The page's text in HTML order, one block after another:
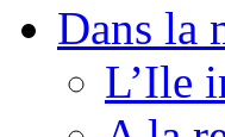
Dans la
L’Ile